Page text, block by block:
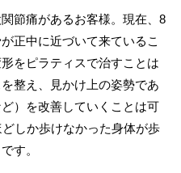
節痛があるお客様。現在、8
正中に近づいて来ているこ
をピラティスで治すことは
整え、見かけ上の姿勢であ
）を改善していくことは可
しか歩けなかった身体が歩
す。